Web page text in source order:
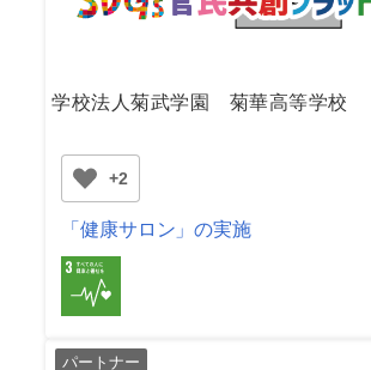
学校法人菊武学園 菊華高等学校
+2
「健康サロン」の実施
パートナー